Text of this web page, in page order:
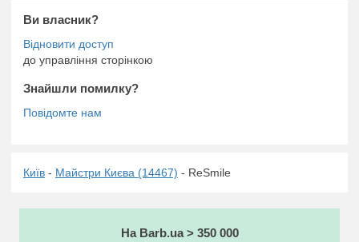
Ви власник?
до управління сторінкою
Знайшли помилку?
Київ - Майстри Києва (14467) - ReSmile
На Barb.ua > 350 000